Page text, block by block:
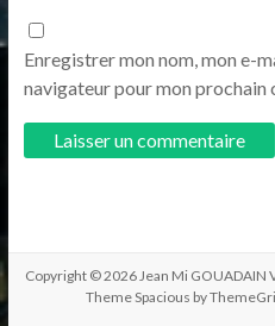
Enregistrer mon nom, mon e-
navigateur pour mon prochain
Copyright © 2026 Jean Mi GOUADAIN
ThemeSpacious by